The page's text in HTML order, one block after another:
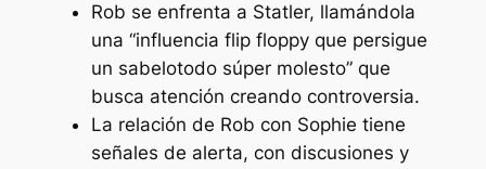
Rob se enfrenta a Statler, llamándola
una “influencia flip floppy que persigue
un sabelotodo súper molesto” que
busca atención creando controversia.
La relación de Rob con Sophie tiene
señales de alerta, con discusiones y